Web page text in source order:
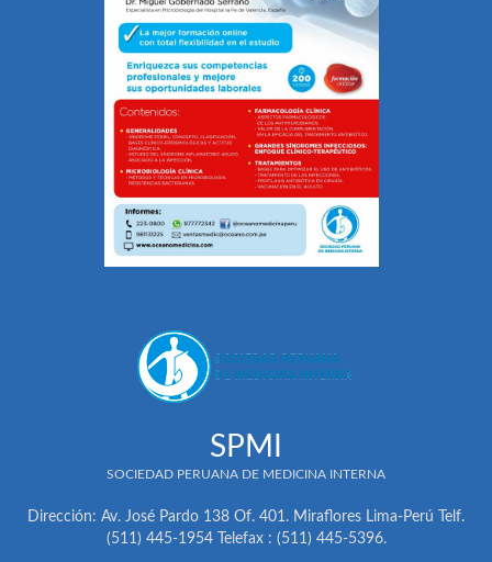
SPMI
SOCIEDAD PERUANA DE MEDICINA INTERNA
Dirección: Av. José Pardo 138 Of. 401. Miraflores Lima-Perú Telf.
(511) 445-1954 Telefax : (511) 445-5396.